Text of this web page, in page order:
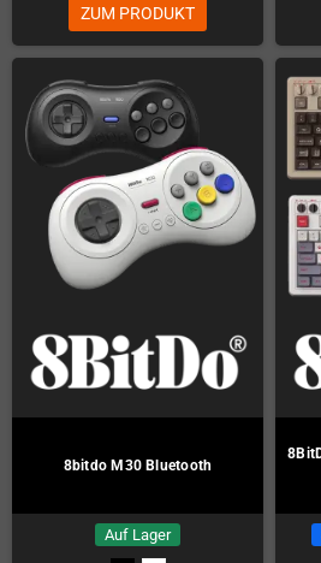
ZUM PRODUKT
8bitdo M30 Bluetooth
Auf Lager